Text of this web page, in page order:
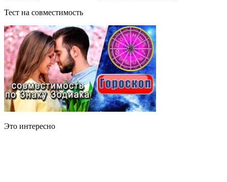
Тест на совместимость
Это интересно